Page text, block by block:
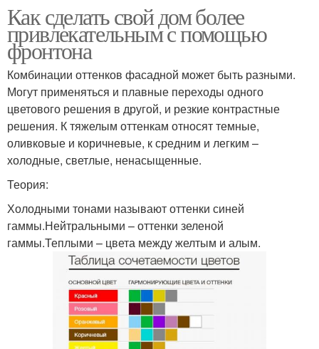
Как сделать свой дом более
привлекательным с помощью
фронтона
Комбинации оттенков фасадной может быть разными.
Могут применяться и плавные переходы одного
цветового решения в другой, и резкие контрастные
решения. К тяжелым оттенкам относят темные,
оливковые и коричневые, к средним и легким –
холодные, светлые, ненасыщенные.
Теория:
Холодными тонами называют оттенки синей
гаммы.Нейтральными – оттенки зеленой
гаммы.Теплыми – цвета между желтым и алым.